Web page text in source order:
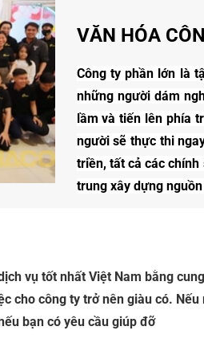
VĂN HÓA
Công ty phần lớn là
những người dám
lầm và tiến lên phía
người sẽ thực thi
triền, tất cả các
trung xây dựng
vụ tốt nhất Việt Nam bằng
cho công ty trở nên giàu có.
bạn có yêu cầu giúp đỡ